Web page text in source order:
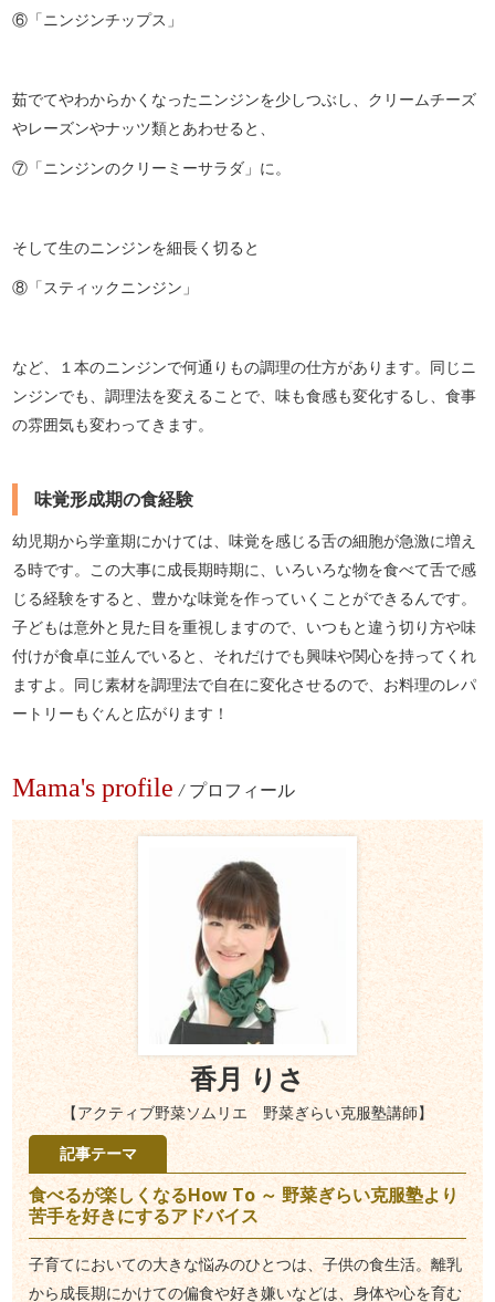
⑥「ニンジンチップス」
茹でてやわからかくなったニンジンを少しつぶし、クリームチーズ
やレーズンやナッツ類とあわせると、
⑦「ニンジンのクリーミーサラダ」に。
そして生のニンジンを細長く切ると
⑧「スティックニンジン」
など、１本のニンジンで何通りもの調理の仕方があります。同じニ
ンジンでも、調理法を変えることで、味も食感も変化するし、食事
の雰囲気も変わってきます。
味覚形成期の食経験
幼児期から学童期にかけては、味覚を感じる舌の細胞が急激に増え
る時です。この大事に成長期時期に、いろいろな物を食べて舌で感
じる経験をすると、豊かな味覚を作っていくことができるんです。
子どもは意外と見た目を重視しますので、いつもと違う切り方や味
付けが食卓に並んでいると、それだけでも興味や関心を持ってくれ
ますよ。同じ素材を調理法で自在に変化させるので、お料理のレパ
ートリーもぐんと広がります！
Mama's profile / プロフィール
香月 りさ
【アクティブ野菜ソムリエ 野菜ぎらい克服塾講師】
記事テーマ
食べるが楽しくなるHow To ～ 野菜ぎらい克服塾より
苦手を好きにするアドバイス
子育てにおいての大きな悩みのひとつは、子供の食生活。離乳
から成長期にかけての偏食や好き嫌いなどは、身体や心を育む